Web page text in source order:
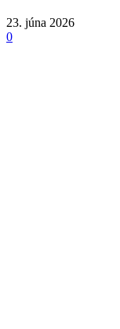
23. júna 2026
0